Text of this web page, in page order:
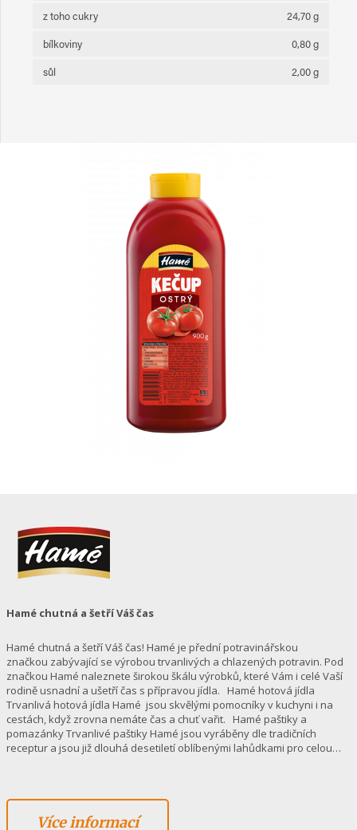
z toho cukry
24,70 g
bílkoviny
0,80 g
sůl
2,00 g
Hamé chutná a šetří Váš čas
Hamé chutná a šetří Váš čas! Hamé je přední potravinářskou
značkou zabývající se výrobou trvanlivých a chlazených potravin. Pod
značkou Hamé naleznete širokou škálu výrobků, které Vám i celé Vaší
rodině usnadní a ušetří čas s přípravou jídla. Hamé hotová jídla
Trvanlivá hotová jídla Hamé jsou skvělými pomocníky v kuchyni i na
cestách, když zrovna nemáte čas a chuť vařit. Hamé paštiky a
pomazánky Trvanlivé paštiky Hamé jsou vyráběny dle tradičních
receptur a jsou již dlouhá desetiletí oblíbenými lahůdkami pro celou…
Více informací